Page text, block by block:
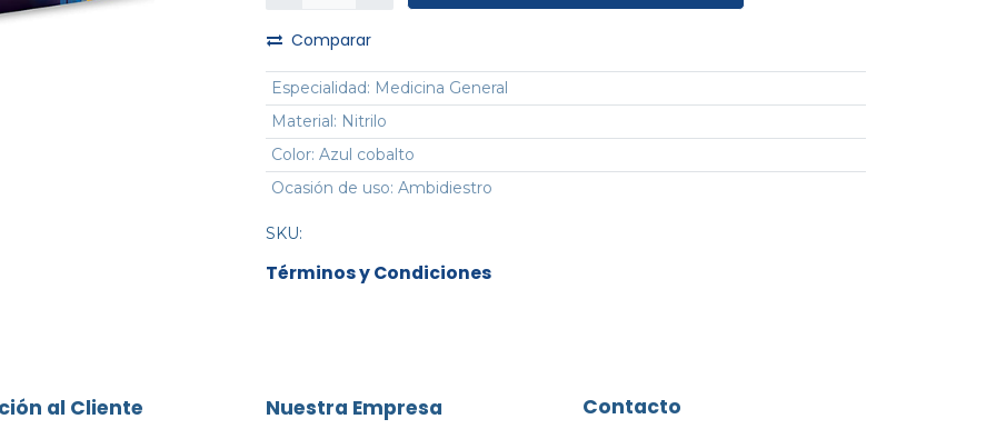
Comparar
Especialidad: Medicina General
Material: Nitrilo
Color: Azul cobalto
Ocasión de uso: Ambidiestro
SKU:
Términos y Condiciones
al Cliente Nuestra Empresa Contacto